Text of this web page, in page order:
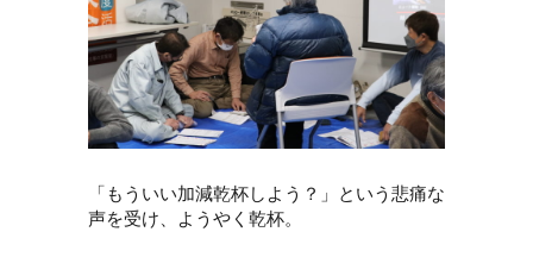
「もういい加減乾杯しよう？」という悲痛な
声を受け、ようやく乾杯。